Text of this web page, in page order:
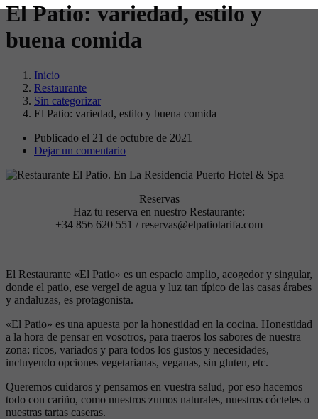
El Patio: variedad, estilo y
buena comida
Inicio
Restaurante
Sin categorizar
El Patio: variedad, estilo y buena comida
Publicado el 21 de octubre de 2021
Dejar un comentario
Reservas
Haz tu reserva en nuestro Restaurante:
+34 856 620 551 / reservas@elpatiotarifa.com
El Restaurante «El Patio» es un espacio amplio, acogedor y singular,
donde el patio, ese vergel de agua y luz tan típico de las casas árabes
y andaluzas, es protagonista.
«El Patio» es una apuesta por la honestidad en la cocina. Honestidad
a la hora de pensar en vosotros, para traeros los sabores de nuestra
zona: ricos, variados y para todos los gustos y necesidades,
incluyendo opciones vegetarianas, veganas, sin gluten, etc.
Queremos cuidaros y pensamos en vuestra salud, por eso hacemos
todo con cariño, como nuestros zumos naturales, nuestros cócteles o
nuestras tartas caseras.